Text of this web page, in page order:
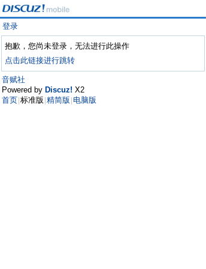
登录
抱歉，您尚未登录，无法进行此操作
点击此链接进行跳转
音赋社
Powered by Discuz! X2
首页 标准版 精简版 电脑版